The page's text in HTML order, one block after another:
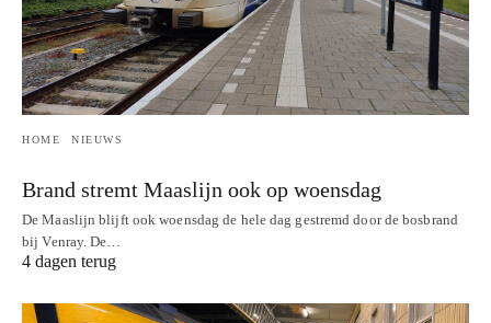
HOME NIEUWS
Brand stremt Maaslijn ook op woensdag
De Maaslijn blijft ook woensdag de hele dag gestremd door de bosbrand
bij Venray. De…
4 dagen terug